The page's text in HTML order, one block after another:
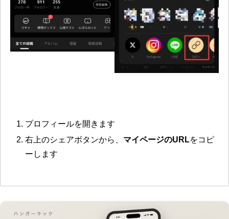
プロフィールを開きます
右上のシェアボタンから、 マイページのURLをコピ
ーします